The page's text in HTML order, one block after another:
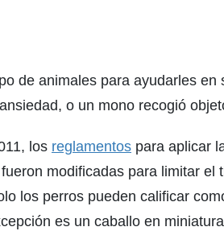
de animales para ayudarles en
o un mono recogió
los reglamentos para aplicar
modificadas para limitar el
los perros pueden calificar
es un caballo en